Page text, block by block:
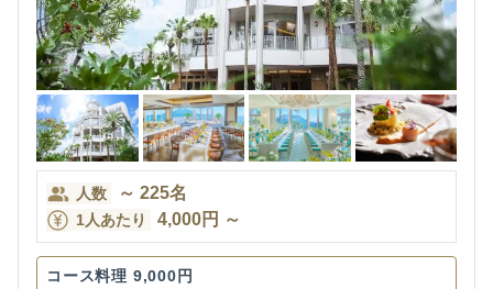
人数 ～ 225名
1人あたり 4,000円 ～
コース料理 9,000円